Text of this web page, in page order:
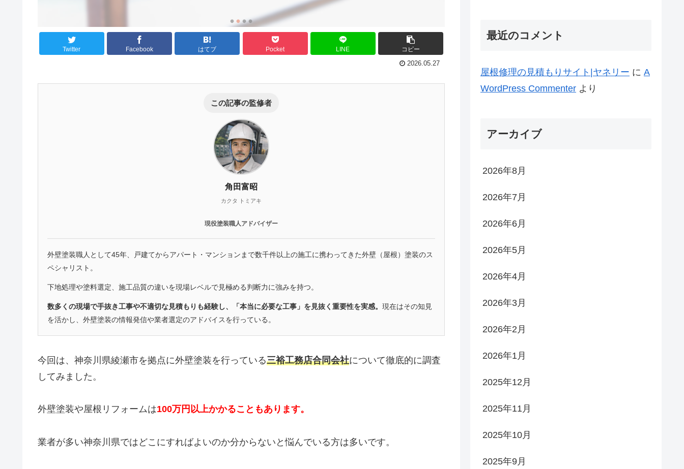
Twitter Facebook はてブ Pocket LINE コピー
2026.05.27
この記事の監修者
角田富昭
カクタ トミアキ
現役塗装職人アドバイザー
外壁塗装職人として45年、戸建てからアパート・マンションまで数千件以上の施工に携わってきた外壁（屋根）塗装のス
ペシャリスト。
下地処理や塗料選定、施工品質の違いを現場レベルで見極める判断力に強みを持つ。
数多くの現場で手抜き工事や不適切な見積もりも経験し、「本当に必要な工事」を見抜く重要性を実感。 現在はその知見
を活かし、外壁塗装の情報発信や業者選定のアドバイスを行っている。
今回は、神奈川県綾瀬市を拠点に外壁塗装を行っている三裕工務店合同会社について徹底的に調査
してみました。
外壁塗装や屋根リフォームは100万円以上かかることもあります。
業者が多い神奈川県ではどこにすればよいのか分からないと悩んでいる方は多いです。
最近のコメント
屋根修理の見積もりサイト|ヤネリー に A
WordPress Commenter より
アーカイブ
2026年8月
2026年7月
2026年6月
2026年5月
2026年4月
2026年3月
2026年2月
2026年1月
2025年12月
2025年11月
2025年10月
2025年9月